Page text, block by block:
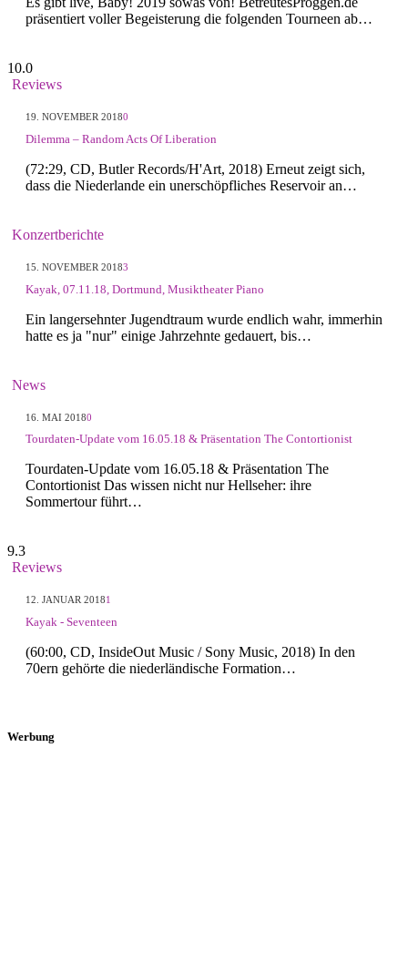
präsentiert voller Begeisterung die folgenden Tourneen ab…
10.0
Reviews
19. NOVEMBER 20180
Dilemma – Random Acts Of Liberation
(72:29, CD, Butler Records/H'Art, 2018) Erneut zeigt sich,
dass die Niederlande ein unerschöpfliches Reservoir an…
Konzertberichte
15. NOVEMBER 20183
Kayak, 07.11.18, Dortmund, Musiktheater Piano
Ein langersehnter Jugendtraum wurde endlich wahr, immerhin
hatte es ja "nur" einige Jahrzehnte gedauert, bis…
News
16. MAI 20180
Tourdaten-Update vom 16.05.18 & Präsentation The Contortionist
Tourdaten-Update vom 16.05.18 & Präsentation The
Contortionist Das wissen nicht nur Hellseher: ihre
Sommertour führt…
9.3
Reviews
12. JANUAR 20181
Kayak - Seventeen
(60:00, CD, InsideOut Music / Sony Music, 2018) In den
70ern gehörte die niederländische Formation…
Werbung